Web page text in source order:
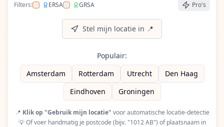
Filters: ERSA
Filter op ERSA (European Racquet Stringers
GRSA
Filter op GRSA (Global Racquet Pro's
Stel mijn locatie in 📍
Populair:
Amsterdam
Rotterdam Utrecht
Den Haag
Eindhoven
Groningen
📍 Klik op "Gebruik mijn locatie" voor automatische locatie-detectie
💡 Of voer handmatig je postcode (bijv. "1012 AB") of plaatsnaam in